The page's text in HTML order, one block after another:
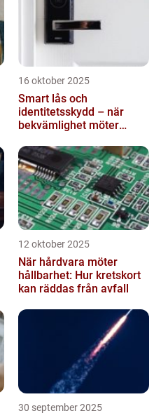
16 oktober 2025
Smart lås och
identitetsskydd – när
bekvämlighet möter
12 oktober 2025
När hårdvara möter
hållbarhet: Hur kretskort
kan räddas från avfall
30 september 2025